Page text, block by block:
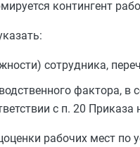
контингент
сотрудника,
фактора,
с п. 20 Приказа
рабочих мест по